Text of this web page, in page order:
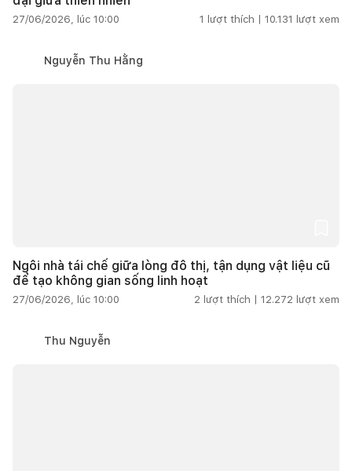
27/06/2026, lúc 10:00 1 lượt thích | 10.131 lượt xem
Nguyễn Thu Hằng
Ngôi nhà tái chế giữa lòng đô thị, tận dụng vật liệu cũ
để tạo không gian sống linh hoạt
27/06/2026, lúc 10:00 2 lượt thích | 12.272 lượt xem
Thu Nguyễn